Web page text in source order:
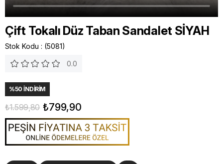
Çift Tokalı Düz Taban Sandalet SİYAH
Stok Kodu (5081)
0.0
%50 İNDIRIM
₺1.599,80 ₺799,90